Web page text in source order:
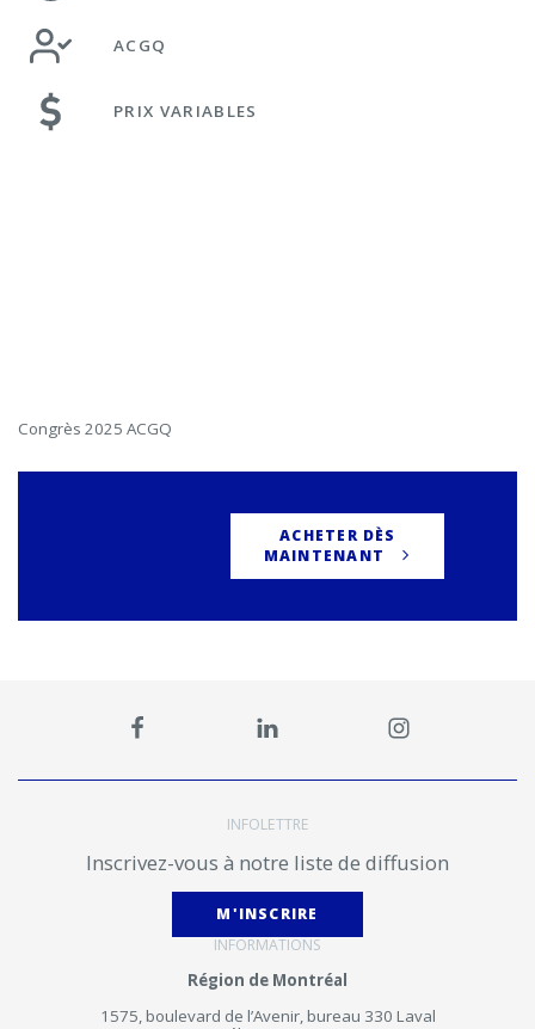
ACGQ
PRIX VARIABLES
Congrès 2025 ACGQ
ACHETER DÈS
MAINTENANT
INFOLETTRE
Inscrivez-vous à notre liste de diffusion
M'INSCRIRE
INFORMATIONS
Région de Montréal
1575, boulevard de l’Avenir, bureau 330 Laval